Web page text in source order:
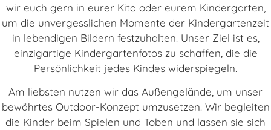
wir euch gern in eurer Kita oder eurem Kindergarten,
um die unvergesslichen Momente der Kindergartenzeit
in lebendigen Bildern festzuhalten. Unser Ziel ist es,
einzigartige Kindergartenfotos zu schaffen, die die
Persönlichkeit jedes Kindes widerspiegeln.
Am liebsten nutzen wir das Außengelände, um unser
bewährtes Outdoor-Konzept umzusetzen. Wir begleiten
die Kinder beim Spielen und Toben und lassen sie sich